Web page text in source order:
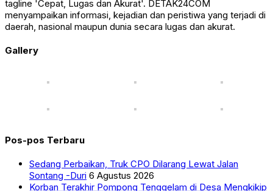
tagline 'Cepat, Lugas dan Akurat'. DETAK24COM
menyampaikan informasi, kejadian dan peristiwa yang terjadi di
daerah, nasional maupun dunia secara lugas dan akurat.
Gallery
Pos-pos Terbaru
Sedang Perbaikan, Truk CPO Dilarang Lewat Jalan
Sontang -Duri 6 Agustus 2026
Korban Terakhir Pompong Tenggelam di Desa Mengkikip